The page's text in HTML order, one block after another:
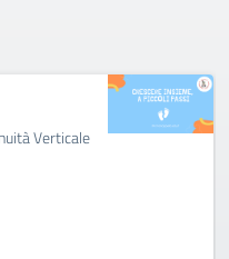
Verticale